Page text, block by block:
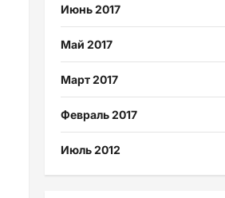
Июнь 2017
Май 2017
Март 2017
Февраль 2017
Июль 2012